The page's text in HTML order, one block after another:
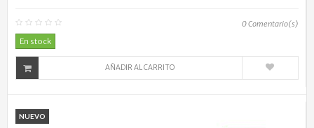
0Comentario(s)
En stock
AÑADIR AL CARRITO
NUEVO